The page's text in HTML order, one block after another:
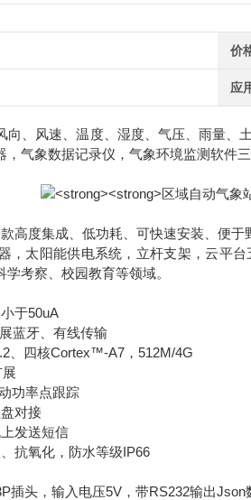
价
应
向、风速、温度、湿度、气压、雨量、
气象数据记录仪，气象环境监测软件三
度集成、低功耗、可快速安装、便于
太阳能供电系统，立杆支架，云平台
考察、校园教育等领域。
于50uA
蓝牙、有线传输
四核Cortex™-A7，512M/4G
功率点跟踪
对接
发送短信
抗氧化，防水等级IP66
头，输入电压5V，带RS232输出Json